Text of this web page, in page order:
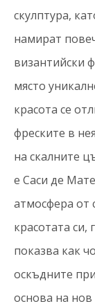
скулптура,
намират
византийски
място
красота се
фреските в
на скалните
е Саси де
атмосфера от
красотата си,
показва как
оскъдните
основа на